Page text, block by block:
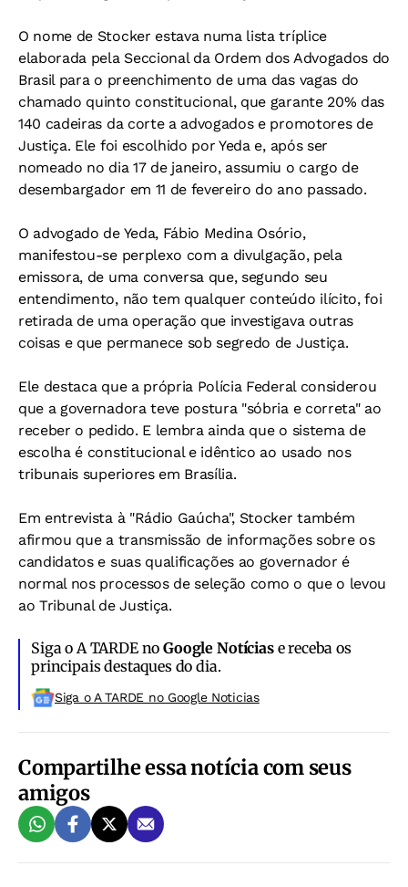
O nome de Stocker estava numa lista tríplice
elaborada pela Seccional da Ordem dos Advogados do
Brasil para o preenchimento de uma das vagas do
chamado quinto constitucional, que garante 20% das
140 cadeiras da corte a advogados e promotores de
Justiça. Ele foi escolhido por Yeda e, após ser
nomeado no dia 17 de janeiro, assumiu o cargo de
desembargador em 11 de fevereiro do ano passado.
O advogado de Yeda, Fábio Medina Osório,
manifestou-se perplexo com a divulgação, pela
emissora, de uma conversa que, segundo seu
entendimento, não tem qualquer conteúdo ilícito, foi
retirada de uma operação que investigava outras
coisas e que permanece sob segredo de Justiça.
Ele destaca que a própria Polícia Federal considerou
que a governadora teve postura "sóbria e correta" ao
receber o pedido. E lembra ainda que o sistema de
escolha é constitucional e idêntico ao usado nos
tribunais superiores em Brasília.
Em entrevista à "Rádio Gaúcha", Stocker também
afirmou que a transmissão de informações sobre os
candidatos e suas qualificações ao governador é
normal nos processos de seleção como o que o levou
ao Tribunal de Justiça.
Siga o A TARDE noGoogle Notíciase receba os
principais destaques do dia.
Siga o A TARDE no Google Noticias
Compartilhe essa notícia com seus
amigos